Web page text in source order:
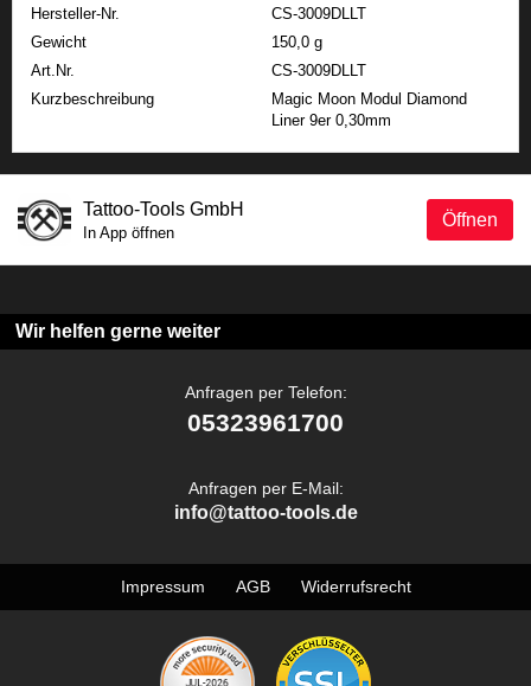
Hersteller-Nr.
CS-3009DLLT
Gewicht
150,0 g
Art.Nr.
CS-3009DLLT
Kurzbeschreibung
Magic Moon Modul Diamond
Liner 9er 0,30mm
Öffnen
Tattoo-Tools GmbH
In App öffnen
Wir helfen gerne weiter
Anfragen per Telefon:
05323961700
Anfragen per E-Mail:
info@tattoo-tools.de
Impressum AGB Widerrufsrecht